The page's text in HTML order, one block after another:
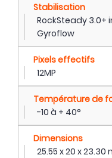
Stabilisation
RockSteady
Gyroflow
Pixels effectifs
12MP
Température de
-10 à + 40°
Dimensions
25.55 x 20 x 23.30